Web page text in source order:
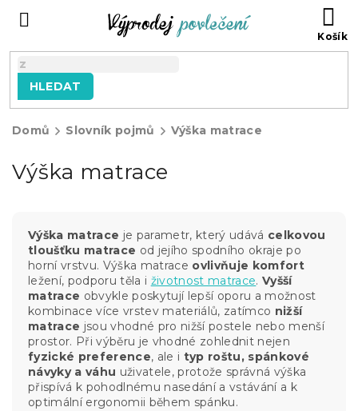
HLEDAT
Domů Slovník pojmů Výška matrace
Výška matrace
Výška matrace je parametr, který udává celkovou
tloušťku matrace od jejího spodního okraje po
horní vrstvu. Výška matrace ovlivňuje komfort
ležení, podporu těla i životnost matrace.Vyšší
matrace obvykle poskytují lepší oporu a možnost
kombinace více vrstev materiálů, zatímco nižší
matrace jsou vhodné pro nižší postele nebo menší
prostor. Při výběru je vhodné zohlednit nejen
fyzické preference, ale i typ roštu, spánkové
návyky a váhu uživatele, protože správná výška
přispívá k pohodlnému nasedání a vstávání a k
optimální ergonomii během spánku.